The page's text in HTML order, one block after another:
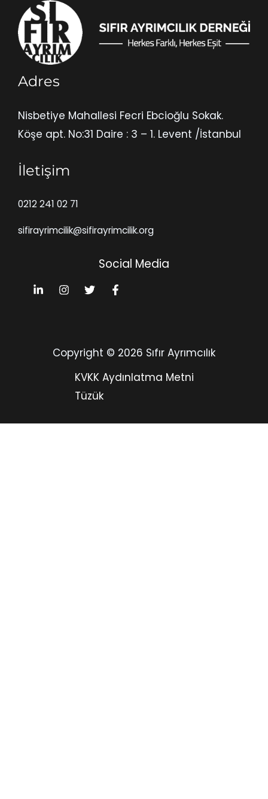
Adres
Nisbetiye Mahallesi Fecri Ebcioğlu Sokak.
Köşe apt. No:31 Daire : 3 – 1. Levent /İstanbul
İletişim
0212 241 02 71
sifirayrimcilik@sifirayrimcilik.org
Social Media
Copyright © 2026 Sıfır Ayrımcılık
KVKK Aydınlatma Metni
Tüzük